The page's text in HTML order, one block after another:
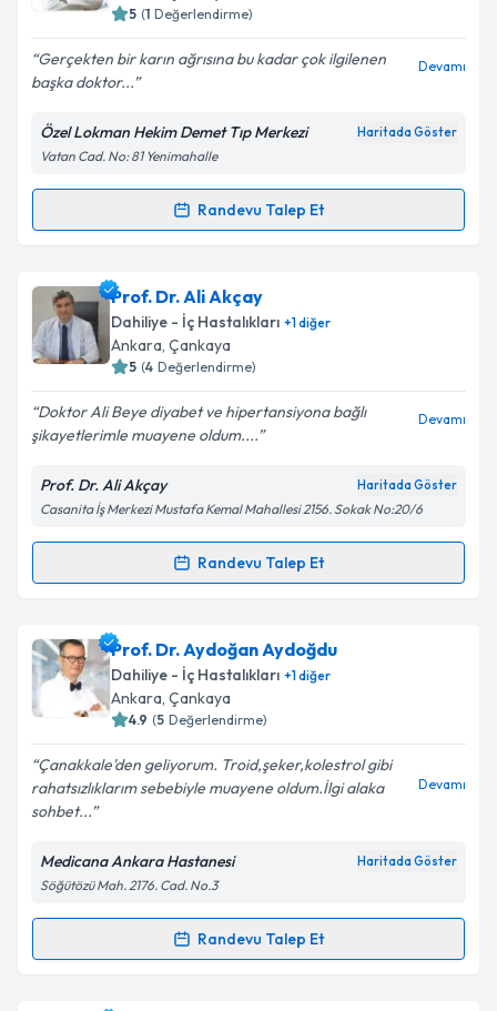
Kişisel verilerimin işlenmesine ilişkin
Aydınlatma
Metni 'ni okudum ve kişisel verilerimin belirtilen
kapsamda işlenmesini kabul ediyorum.
5 (1 Değerlendirme)
Gerçekten bir karın ağrısına bu kadar çok ilgilenen
başka doktor...
Devamı
Özel Lokman Hekim Demet Tıp Merkezi Haritada Göster
Vatan Cad. No: 81 Yenimahalle
Randevu Talep Et
Randevu Takvimi Talebi
Uzm. Dr. Yavuz Aymaniçin randevu takvimi talebi
oluşturun. Size bu uzmandan randevu almanız için bir
takvim hazırlandığında e-posta ile bilgilendireceğiz.
Kişisel verilerimin işlenmesine ilişkin
Aydınlatma
Metni'ni okudum ve kişisel verilerimin belirtilen
kapsamda işlenmesini kabul ediyorum.
Prof. Dr. Ali Akçay
Dahiliye - İç Hastalıkları +1diğer
Ankara, Çankaya
5 (4 Değerlendirme)
Doktor Ali Beye diyabet ve hipertansiyona bağlı
şikayetlerimle muayene oldum....
Devamı
Prof. Dr. Ali Akçay Haritada Göster
Casanita İş Merkezi Mustafa Kemal Mahallesi 2156. Sokak No:20/6
Randevu Talep Et
Randevu Takvimi Talebi
Prof. Dr. Ali Akçayiçin randevu takvimi talebi
oluşturun. Size bu uzmandan randevu almanız için bir
takvim hazırlandığında e-posta ile bilgilendireceğiz.
Metni'ni okudum ve kişisel verilerimin belirtilen
kapsamda işlenmesini kabul ediyorum.
Takvim Talebini Gönder
Prof. Dr. Aydoğan Aydoğdu
Dahiliye - İç Hastalıkları +1diğer
Ankara, Çankaya
4.9 (5 Değerlendirme)
Çanakkale'den geliyorum. Troid,şeker,kolestrol gibi
rahatsızlıklarım sebebiyle muayene oldum.İlgi alaka
sohbet...
Devamı
Medicana Ankara Hastanesi Haritada Göster
Söğütözü Mah. 2176. Cad. No.3
Randevu Talep Et
Randevu Takvimi Talebi